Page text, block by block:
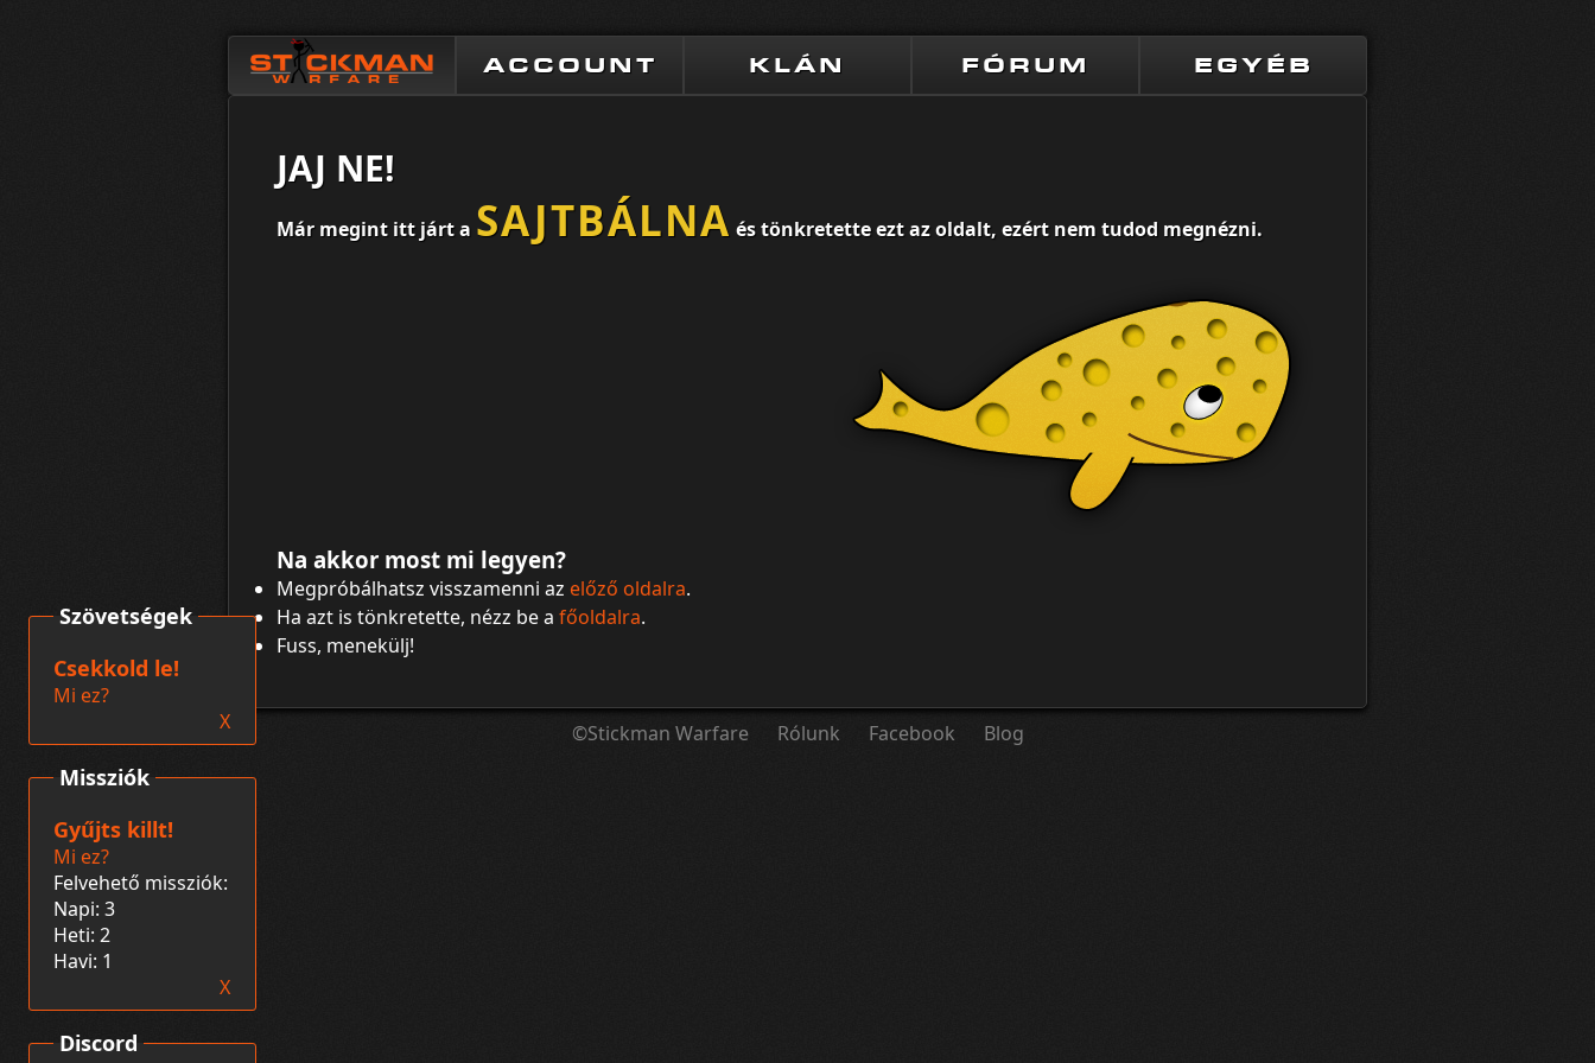
ACCOUNT KLÁN FÓRUM EGYÉB
JAJ NE!
Már megint itt járt a SAJTBÁLNA és tönkretette ezt az oldalt, ezért nem tudod megnézni.
Na akkor most mi legyen?
Megpróbálhatsz visszamenni az előző oldalra.
Ha azt is tönkretette, nézz be a főoldalra.
Fuss, menekülj!
©Stickman Warfare Rólunk Facebook Blog
Discord
Missziók
Gyűjts killt!
Mi ez?
Felvehető missziók:
Napi: 3
Heti: 2
Havi: 1
X
Szövetségek
Csekkold le!
Mi ez?
X